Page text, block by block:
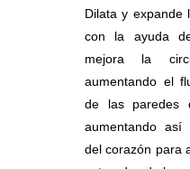
Dilata y expande
con la ayuda
mejora la
aumentando el
de las paredes
aumentando así
del corazón para